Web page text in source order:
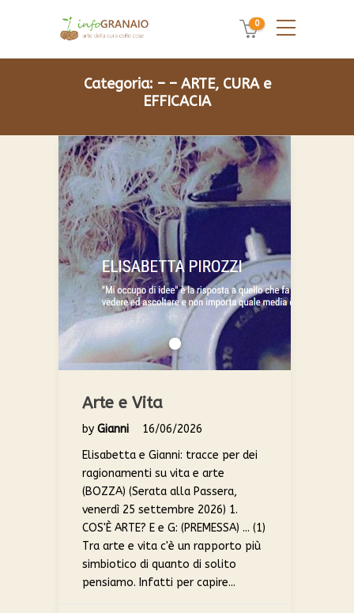
0
Categoria: – – ARTE, CURA e
EFFICACIA
Arte e Vita
by Gianni
16/06/2026
Elisabetta e Gianni: tracce per dei
ragionamenti su vita e arte
(BOZZA) (Serata alla Passera,
venerdì 25 settembre 2026) 1.
COS'È ARTE? E e G: (PREMESSA) ... (1)
Tra arte e vita c'è un rapporto più
simbiotico di quanto di solito
pensiamo. Infatti per capire...